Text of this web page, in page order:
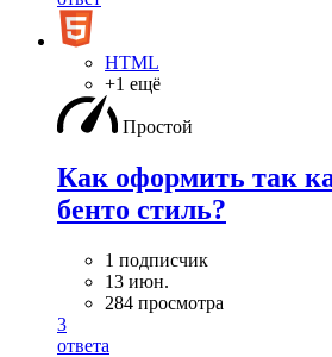
HTML
+1 ещё
Простой
Как оформить так
бенто стиль?
1 подписчик
13 июн.
284 просмотра
3
ответа